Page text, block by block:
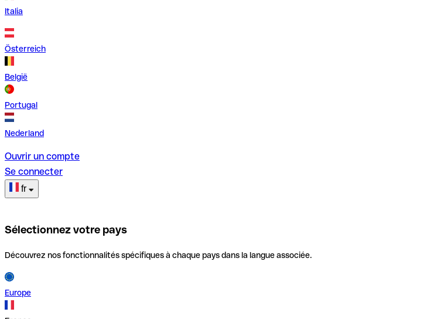
Italia
Österreich
België
Portugal
Nederland
Ouvrir un compte
Se connecter
fr
Sélectionnez votre pays
Découvrez nos fonctionnalités spécifiques à chaque pays dans la langue associée.
Europe